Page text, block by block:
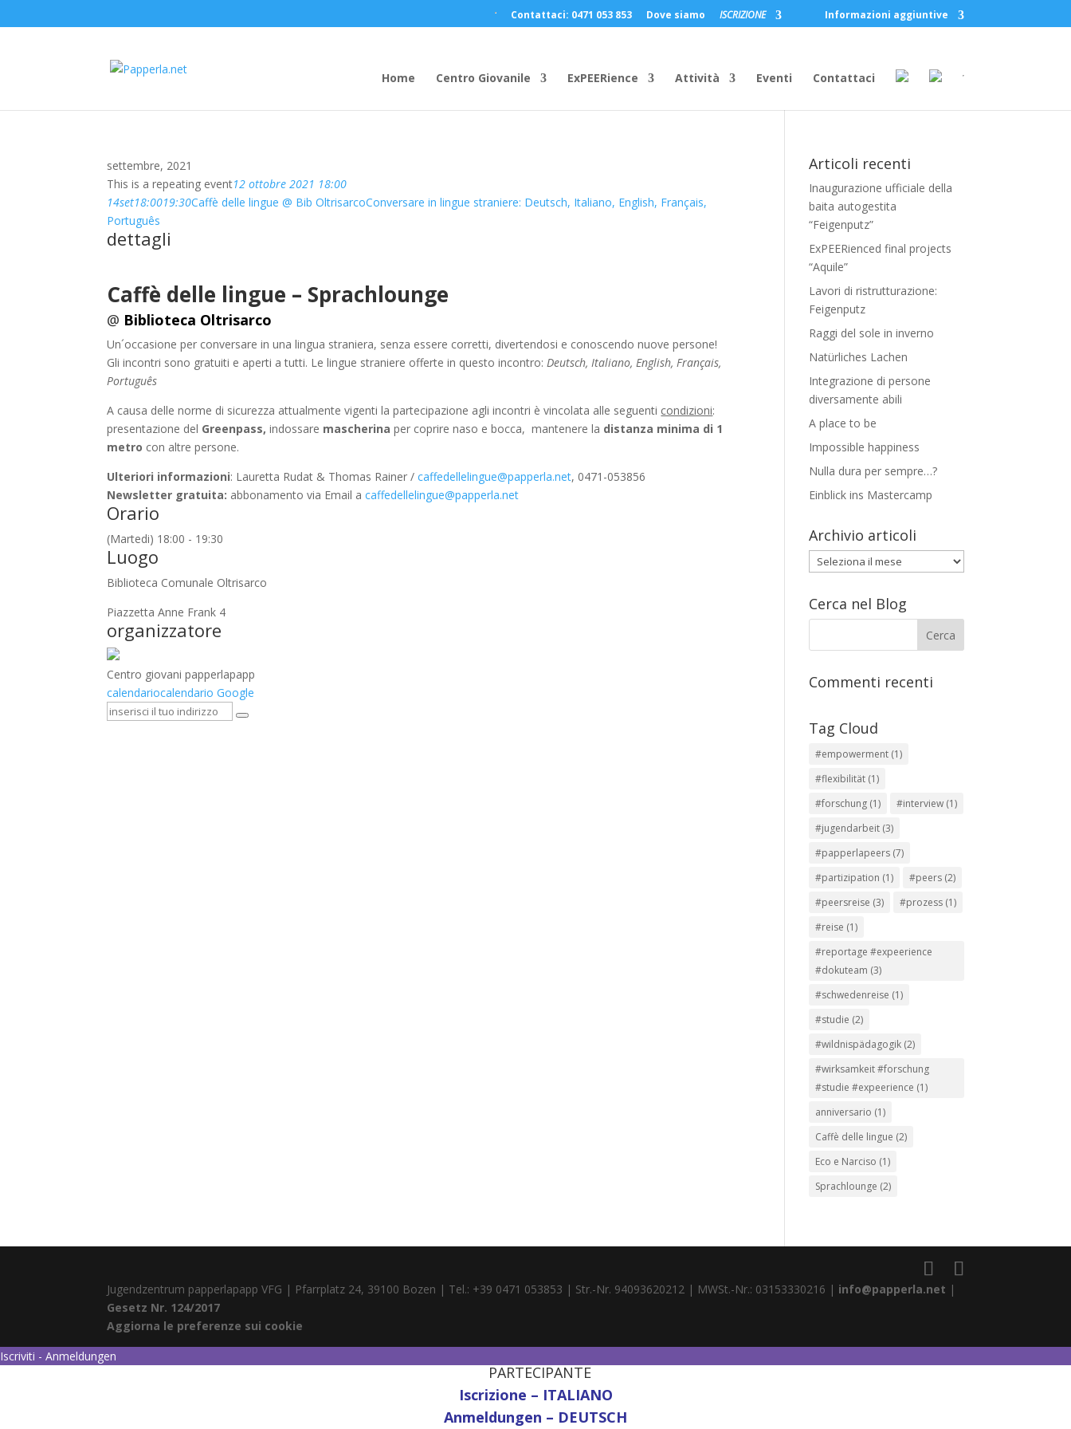
Contattaci: 0471 053 853 Dove siamo ISCRIZIONE Informazioni aggiuntive
Home Centro Giovanile ExPEERience Attività Eventi Contattaci
settembre, 2021
This is a repeating event12 ottobre 2021 18:00
14set18:0019:30Caffè delle lingue @ Bib OltrisarcoConversare in lingue straniere: Deutsch, Italiano, English, Français,
Português
dettagli
Caffè delle lingue – Sprachlounge
@ Biblioteca Oltrisarco
Un´occasione per conversare in una lingua straniera, senza essere corretti, divertendosi e conoscendo nuove persone!
Gli incontri sono gratuiti e aperti a tutti. Le lingue straniere offerte in questo incontro:Deutsch, Italiano, English, Français,
Português
A causa delle norme di sicurezza attualmente vigenti la partecipazione agli incontri è vincolata alle seguenti condizioni:
presentazione del Greenpass,indossare mascherinaper coprire naso e bocca, mantenere la distanza minima di 1
metro con altre persone.
Ulteriori informazioni: Lauretta Rudat & Thomas Rainer /caffedellelingue@papperla.net, 0471-053856
Newsletter gratuita: abbonamento via Email acaffedellelingue@papperla.net
Orario
(Martedi) 18:00 - 19:30
Luogo
Biblioteca Comunale Oltrisarco
Piazzetta Anne Frank 4
organizzatore
Centro giovani papperlapapp
calendariocalendario Google
Articoli recenti
Inaugurazione ufficiale della
baita autogestita
“Feigenputz”
ExPEERienced final projects
“Aquile”
Lavori di ristrutturazione:
Feigenputz
Raggi del sole in inverno
Natürliches Lachen
Integrazione di persone
diversamente abili
A place to be
Impossible happiness
Nulla dura per sempre…?
Einblick ins Mastercamp
Archivio articoli
Archivio
articoli
Cerca nel Blog
Commenti recenti
Tag Cloud
#empowerment (1)
#flexibilität (1)
#forschung (1) #interview (1)
#jugendarbeit (3)
#papperlapeers (7)
#partizipation (1) #peers (2)
#peersreise (3) #prozess (1)
#reise (1)
#reportage #expeerience
#dokuteam (3)
#schwedenreise (1)
#studie (2)
#wildnispädagogik (2)
#wirksamkeit #forschung
#studie #expeerience (1)
anniversario (1)
Caffè delle lingue (2)
Eco e Narciso (1)
Sprachlounge (2)
Jugendzentrum papperlapapp VFG | Pfarrplatz 24, 39100 Bozen | Tel.: +39 0471 053853 | Str.-Nr. 94093620212 | MWSt.-Nr.: 03153330216 | info@papperla.net |
Gesetz Nr. 124/2017
Aggiorna le preferenze sui cookie
Iscriviti - Anmeldungen
PARTECIPANTE
Iscrizione – ITALIANO
Anmeldungen – DEUTSCH